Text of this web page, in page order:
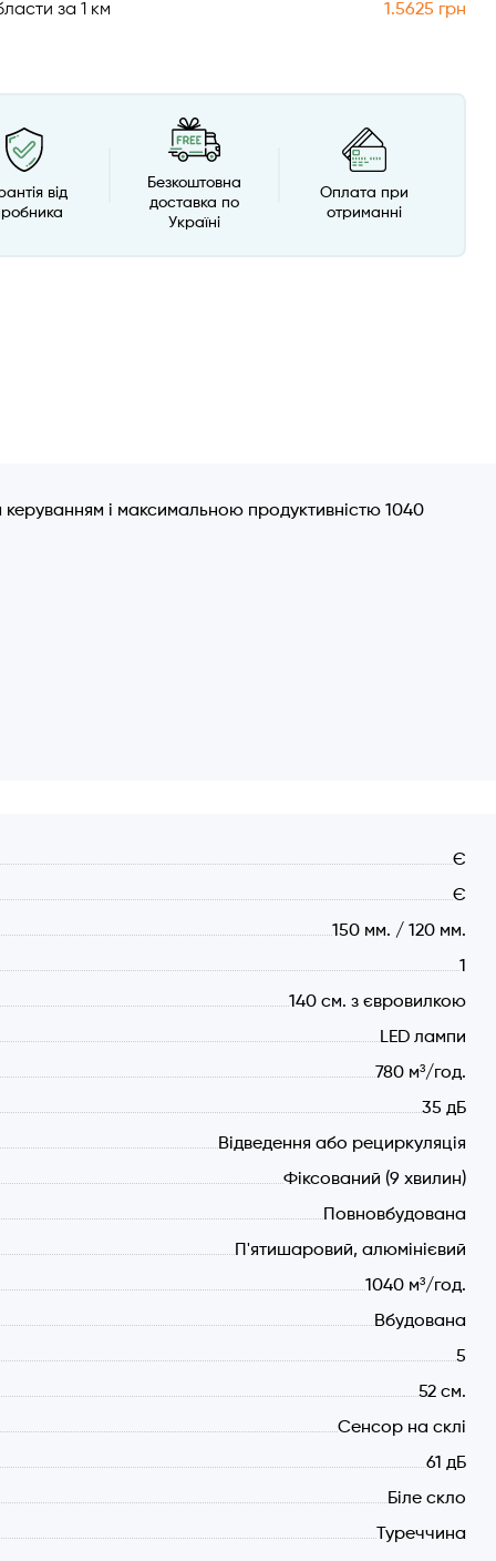
за 1 км 1.5625 грн
від
Безкоштовна
доставка по
Україні
Оплата при
отриманні
і максимальною продуктивністю 1040
показником енергоефективності А+.
Є
Є
150 мм. / 120 мм.
1
140 см. з євровилкою
LED лампи
780 м³/год.
35 дБ
Відведення або рециркуляція
Фіксований (9 хвилин)
Повновбудована
П'ятишаровий, алюмінієвий
1040 м³/год.
Вбудована
5
52 см.
Сенсор на склі
61 дБ
Біле скло
Туреччина